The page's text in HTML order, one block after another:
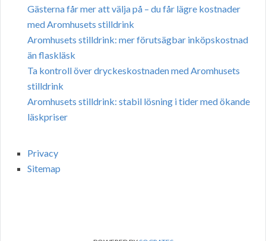
Gästerna får mer att välja på – du får lägre kostnader
med Aromhusets stilldrink
Aromhusets stilldrink: mer förutsägbar inköpskostnad
än flaskläsk
Ta kontroll över dryckeskostnaden med Aromhusets
stilldrink
Aromhusets stilldrink: stabil lösning i tider med ökande
läskpriser
Privacy
Sitemap